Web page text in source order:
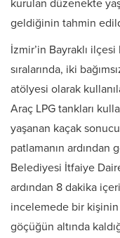
kurulan düzenekte
geldiğinin tahmin
İzmir’in Bayraklı
sıralarında, iki
atölyesi olarak
Araç LPG tankları
yaşanan kaçak
patlamanın ardından
Belediyesi İtfaiye
ardından 8 dakika
incelemede bir
göçüğün altında